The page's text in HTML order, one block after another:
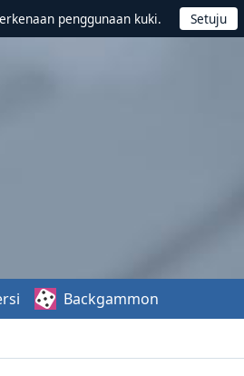
penggunaan kuki.
Backgammon